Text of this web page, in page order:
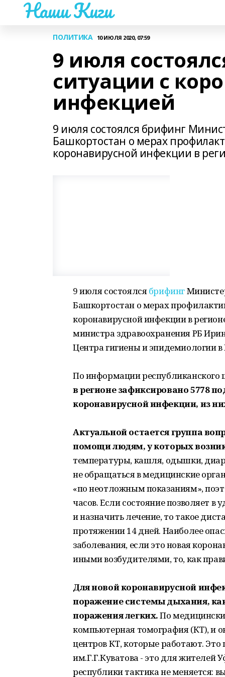
Наши Киги
ПОЛИТИКА 10 ИЮЛЯ 2020, 07:59
9 июля
ситуации с
инфекцией
9 июля состоялся брифинг
Башкортостан о мерах
коронавирусной инфекции в
9 июля состоялсябрифинг
Башкортостан о мерах
коронавирусной инфекции в
министра здравоохранения РБ
Центра гигиены и эпидемиологии
По информации республиканского
в регионе зафиксировано 5778
коронавирусной инфекции, из
Актуальной остается группа
помощи людям, у которых
температуры, кашля, одышки,
не обращаться в медицинские
«по неотложным показаниям»,
часов. Если состояние позволяет
и назначить лечение, то такое
протяжении 14 дней. Наиболее
заболевания, если это новая
иными возбудителями, то, как
Для новой коронавирусной
поражение системы дыхания,
поражения легких.По
компьютерная томография (КТ), и
центров КТ, которые работают.
им.Г.Г.Куватова - это для жителей
республики тактика не меняется: